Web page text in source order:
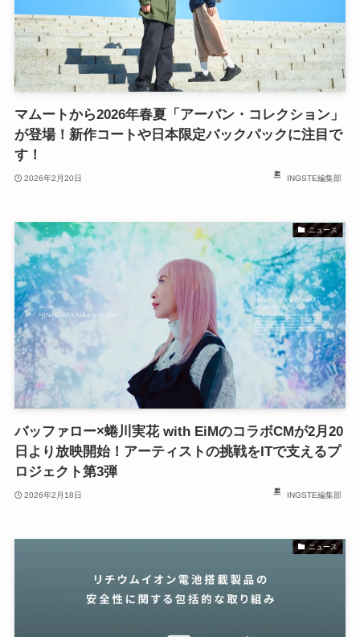
マムートから2026年春夏「アーバン・コレクション」
が登場！新作コートや日本限定バックパックに注目で
す！
2026年2月20日 INGSTE編集部
ニュース
バッファロー×蜷川実花 with EiMのコラボCMが2月20
日より放映開始！アーティストの挑戦をITで支えるプ
ロジェクト第3弾
2026年2月18日 INGSTE編集部
ニュース